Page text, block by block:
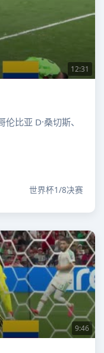
12:31
比亚 D·桑切斯、
世界杯1/8决赛
9:46